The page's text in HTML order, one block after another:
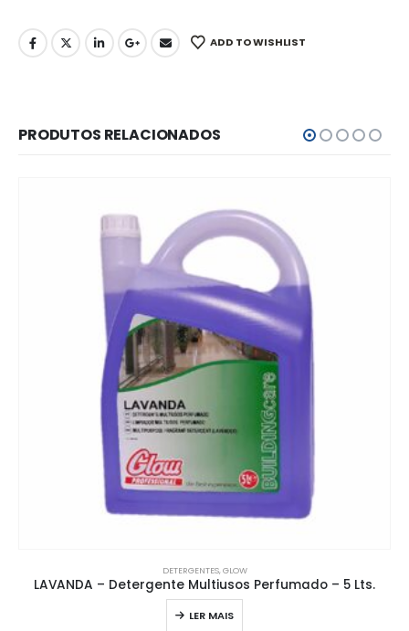
ADD TO WISHLIST
PRODUTOS RELACIONADOS
DETERGENTES,GLOW
LAVANDA – Detergente Multiusos Perfumado – 5 Lts.
LER MAIS